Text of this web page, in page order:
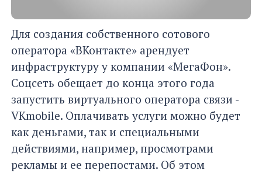
Для создания собственного сотового
оператора «ВКонтакте» арендует
инфраструктуру у компании «МегаФон».
Соцсеть обещает до конца этого года
запустить виртуального оператора связи -
VKmobile. Оплачивать услуги можно будет
как деньгами, так и специальными
действиями, например, просмотрами
рекламы и ее перепостами. Об этом